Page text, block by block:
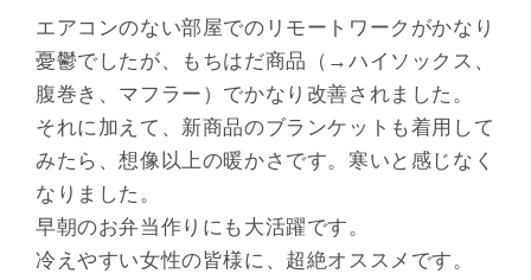
エアコンのない部屋でのリモートワークがかなり
憂鬱でしたが、もちはだ商品（→ハイソックス、
腹巻き、マフラー）でかなり改善されました。
それに加えて、新商品のブランケットも着用して
みたら、想像以上の暖かさです。寒いと感じなく
なりました。
早朝のお弁当作りにも大活躍です。
冷えやすい女性の皆様に、超絶オススメです。